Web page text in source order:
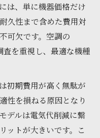
は、単に機器価格だけ
久性まで含めた費用対
可欠です。空調の
を重視し、最適な機種
初期費用が高く無駄が
性を損ねる原因となり
デルは電気代削減に繋
ットが大きいです。こ